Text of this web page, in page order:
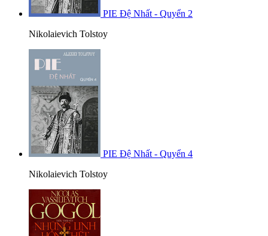
PIE Đệ Nhất - Quyển 2
Nikolaievich Tolstoy
PIE Đệ Nhất - Quyển 4
Nikolaievich Tolstoy